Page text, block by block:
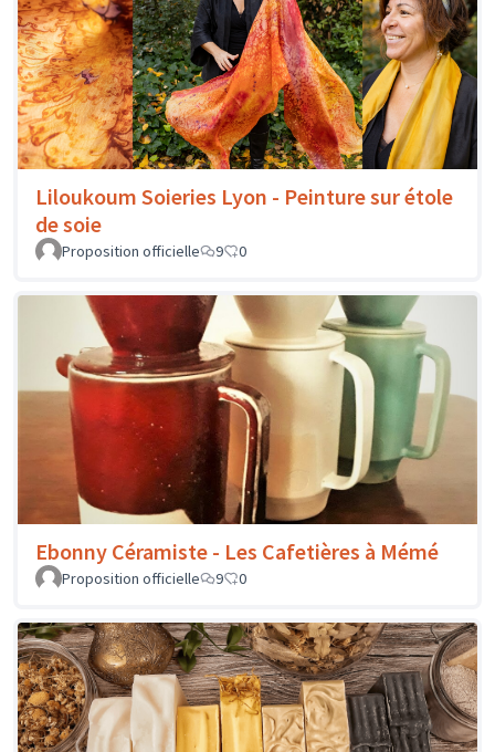
Liloukoum Soieries Lyon - Peinture sur étole
de soie
Proposition officielle 9 0
Ebonny Céramiste - Les Cafetières à Mémé
Proposition officielle 9 0